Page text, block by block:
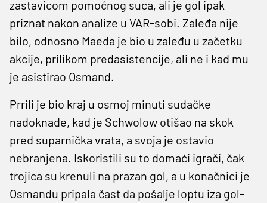
zastavicom pomoćnog suca, ali je gol ipak
priznat nakon analize u VAR-sobi. Zaleđa nije
bilo, odnosno Maeda je bio u zaleđu u začetku
akcije, prilikom predasistencije, ali ne i kad mu
je asistirao Osmand.
Prrili je bio kraj u osmoj minuti sudačke
nadoknade, kad je Schwolow otišao na skok
pred suparnička vrata, a svoja je ostavio
nebranjena. Iskoristili su to domaći igrači, čak
trojica su krenuli na prazan gol, a u konačnici je
Osmandu pripala čast da pošalje loptu iza gol-